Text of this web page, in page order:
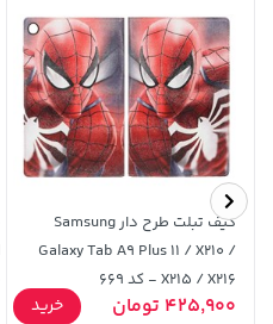
169,900 تومان خرید
کیف تبلت طرح دار Samsung
Galaxy Tab A9 Plus 11 / X210 /
X215 / X216 - کد 669
425,900 تومان خرید